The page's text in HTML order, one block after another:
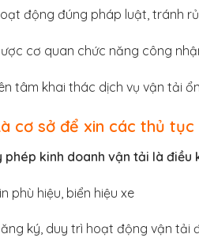
động đúng pháp luật, tránh
cơ quan chức năng công
tâm khai thác dịch vụ vận tải
cơ sở để xin các thủ
phép kinh doanh vận tải là điều
phù hiệu, biển hiệu xe
ký, duy trì hoạt động vận tải